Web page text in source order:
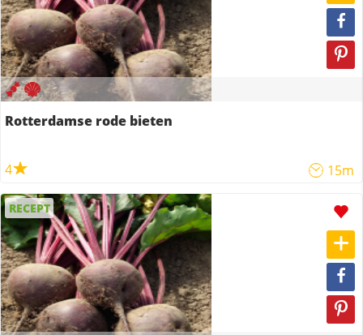
Rotterdamse rode bieten
4 15m
RECEPT